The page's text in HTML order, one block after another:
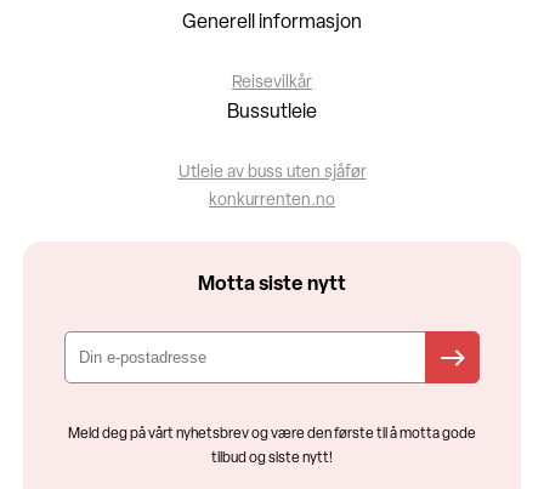
Generell informasjon
Reisevilkår
Bussutleie
Utleie av buss uten sjåfør
konkurrenten.no
Motta siste nytt
Meld deg på vårt nyhetsbrev og være den første til å motta gode
tilbud og siste nytt!